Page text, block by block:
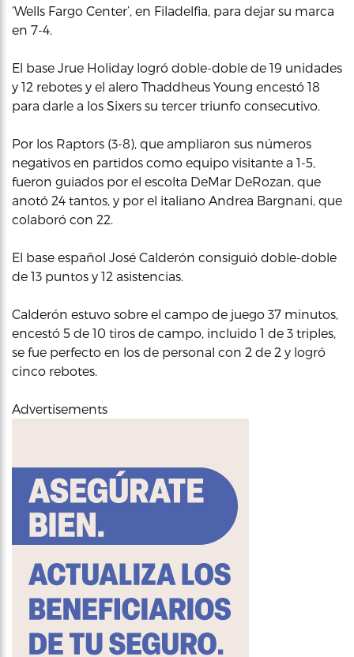
‘Wells Fargo Center’, en Filadelfia, para dejar su marca
en 7-4.
El base Jrue Holiday logró doble-doble de 19 unidades
y 12 rebotes y el alero Thaddheus Young encestó 18
para darle a los Sixers su tercer triunfo consecutivo.
Por los Raptors (3-8), que ampliaron sus números
negativos en partidos como equipo visitante a 1-5,
fueron guiados por el escolta DeMar DeRozan, que
anotó 24 tantos, y por el italiano Andrea Bargnani, que
colaboró con 22.
El base español José Calderón consiguió doble-doble
de 13 puntos y 12 asistencias.
Calderón estuvo sobre el campo de juego 37 minutos,
encestó 5 de 10 tiros de campo, incluido 1 de 3 triples,
se fue perfecto en los de personal con 2 de 2 y logró
cinco rebotes.
Advertisements